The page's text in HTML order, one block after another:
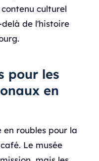
culturel
de l'histoire
pour les
en
roubles pour la
Le musée